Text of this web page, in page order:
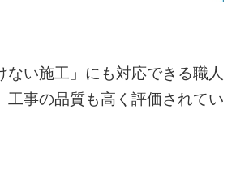
ない施工」にも対応できる職人
工事の品質も高く評価されてい